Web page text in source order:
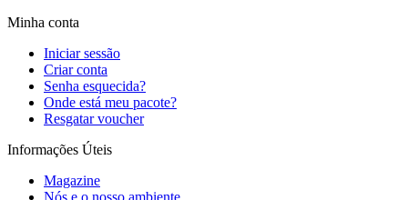
Minha conta
Iniciar sessão
Criar conta
Senha esquecida?
Onde está meu pacote?
Resgatar voucher
Informações Úteis
Magazine
Nós e o nosso ambiente